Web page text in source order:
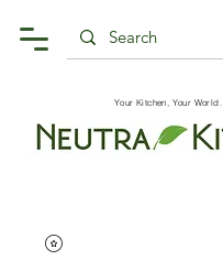
Your Kitchen, Your World.